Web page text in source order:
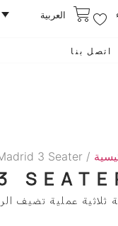
العربية
اتصل بنا
/
3 Seater
ثلاثية عملية تضيف